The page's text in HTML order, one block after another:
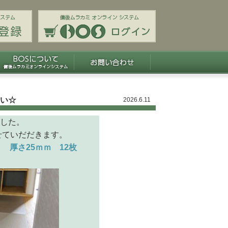
い☆ 2026.6.11
。
だだきます。
厚さ25ｍｍ 12枚